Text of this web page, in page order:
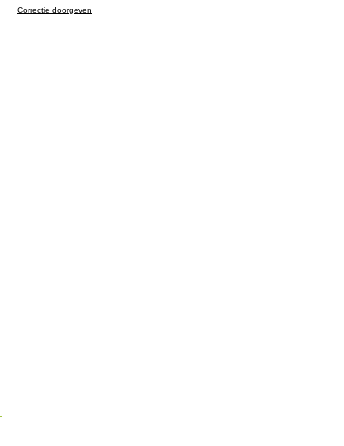
Correctie doorgeven